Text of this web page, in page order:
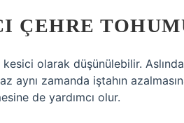
ÇEHRE
kesici olarak düşünülebilir.
aynı zamanda iştahın
de yardımcı olur.